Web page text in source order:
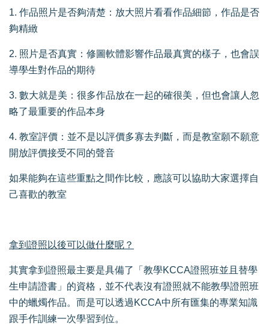
1. 作品照片是否夠清楚：放大照片看看作品細節，作品是否
夠精緻
2. 照片是否真實：修圖軟體影響作品最真實的樣子，也會誤
導學生對作品的期待
3. 數大就是美：很多作品放在一起的確很美，但也會讓人忽
略了最重要的作品本身
4. 教室評價：並不是以評價多寡去判斷，而是教室願不願意
開放評價接受不同的聲音
如果能夠在這些重點之間作比較，應該可以協助大家選擇自
己喜歡的教室
拿到證照以後可以做什麼呢？
其實拿到證照最主要是具備了「教學KCCA證照班並且替學
生申請證書」的資格，並不代表沒有證照就不能教學證照班
中的蠟燭作品。而是可以透過KCCA中所有匯集的專業知識
跟手作訓練一次學習到位。